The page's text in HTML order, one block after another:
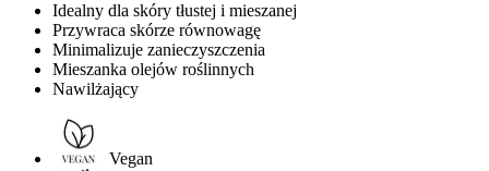
Idealny dla skóry tłustej i mieszanej
Przywraca skórze równowagę
Minimalizuje zanieczyszczenia
Mieszanka olejów roślinnych
Nawilżający
Vegan